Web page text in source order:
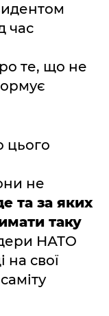
час
те, що не
цього
не
та за яких
таку
НАТО
на свої